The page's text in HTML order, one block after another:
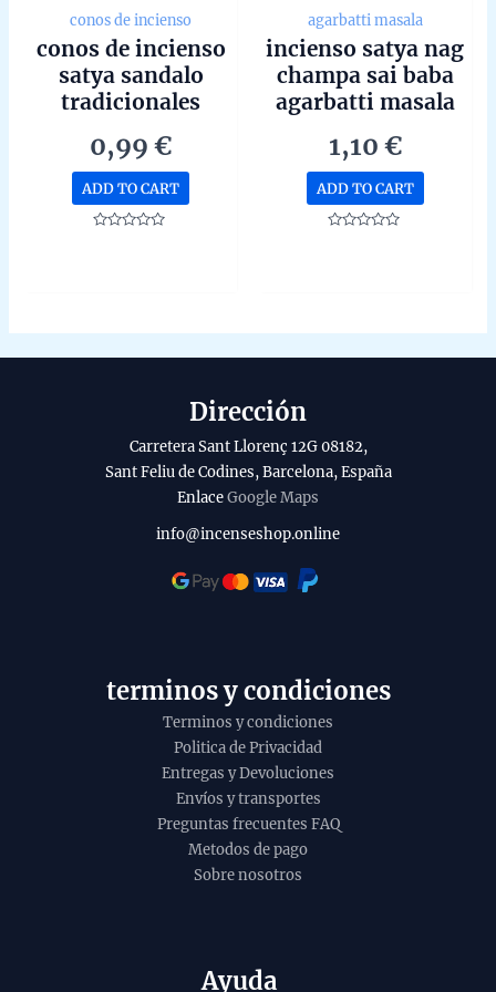
conos de incienso
conos de incienso
satya sandalo
tradicionales
0,99€
ADD TO CART
agarbatti masala
incienso satya nag
champa sai baba
agarbatti masala
bangalore unidad
de 15g
1,10 €
ADD TO CART
Dirección
Carretera Sant Llorenç 12G 08182,
Sant Feliu de Codines, Barcelona, España
EnlaceGoogle Maps
info@incenseshop.online
terminos y condiciones
Terminos y condiciones
Politica de Privacidad
Entregas y Devoluciones
Envíos y transportes
Preguntas frecuentes FAQ
Metodos de pago
Sobre nosotros
Ayuda